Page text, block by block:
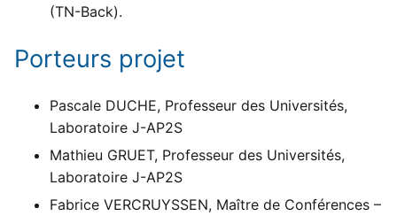
(TN-Back).
Porteurs projet
Pascale DUCHE, Professeur des Universités,
Laboratoire J-AP2S
Mathieu GRUET, Professeur des Universités,
Laboratoire J-AP2S
Fabrice VERCRUYSSEN, Maître de Conférences –